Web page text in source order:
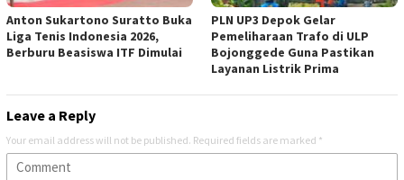
Anton Sukartono Suratto Buka
Liga Tenis Indonesia 2026,
Berburu Beasiswa ITF Dimulai
PLN UP3 Depok Gelar
Pemeliharaan Trafo di ULP
Bojonggede Guna Pastikan
Layanan Listrik Prima
Leave a Reply
Your email address will not be published. Required fields are marked *